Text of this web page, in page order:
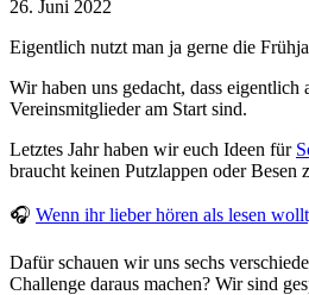
26. Juni 2022
Eigentlich nutzt man ja gerne die
Wir haben uns gedacht, dass
Vereinsmitglieder am Start sind.
Letztes Jahr haben wir euch Ideen für
braucht keinen Putzlappen oder
🎧 Wenn ihr lieber hören als lesen
Dafür schauen wir uns sechs
Challenge daraus machen? Wir sind